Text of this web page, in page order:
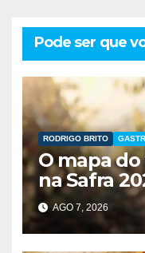
Pode ser que
RODRIGO BRITO
O mapa
na Safra
maior
AGO 7, 2026